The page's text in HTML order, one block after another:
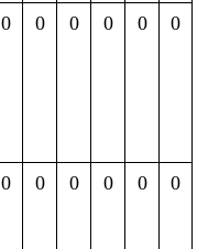
0 0 0 0 0 0
0 0 0 0 0 0